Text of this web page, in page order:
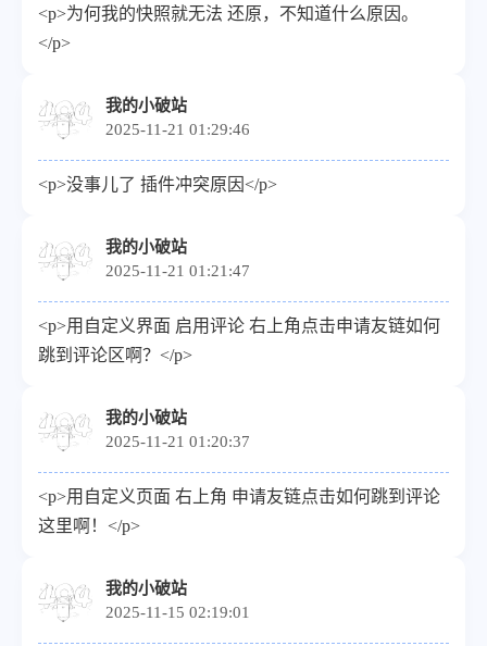
<p></p>
<p>为何我的快照就无法 还原，不知道什么原因。
</p>
我的小破站
2025-11-21 01:29:46
<p>没事儿了 插件冲突原因</p>
我的小破站
2025-11-21 01:21:47
<p>用自定义界面 启用评论 右上角点击申请友链如何
跳到评论区啊？</p>
我的小破站
2025-11-21 01:20:37
<p>用自定义页面 右上角 申请友链点击如何跳到评论
这里啊！</p>
我的小破站
2025-11-15 02:19:01